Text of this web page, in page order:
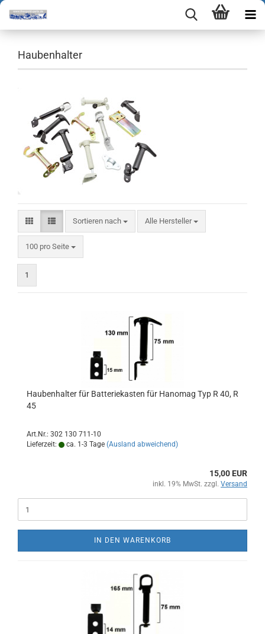
Haubenhalter
Sortieren nach
Sortieren nach Alle Hersteller
100 pro Seite
pro Seite
1
Haubenhalter für Batteriekasten für Hanomag Typ R 40, R
45
Art.Nr.: 302 130 711-10
Lieferzeit:
ca. 1-3 Tage (Ausland abweichend)
15,00 EUR
inkl. 19% MwSt. zzgl. Versand
IN DEN WARENKORB